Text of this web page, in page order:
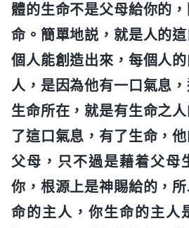
體的生命不是父母給你的
命。簡單地説，就是人的
個人能創造出來，每個人
人，是因為他有一口氣息
生命所在，就是有生命之
了這口氣息，有了生命，
父母，只不過是藉着父母
你，根源上是神賜給的，
命的主人，你生命的主人